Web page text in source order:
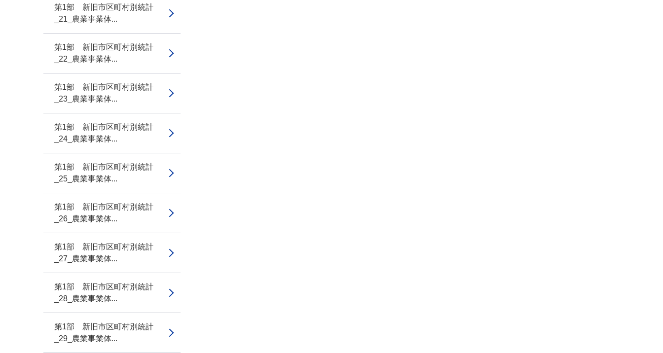
第1部 新旧市区町村別統計
_21_農業事業体...
第1部 新旧市区町村別統計
_22_農業事業体...
第1部 新旧市区町村別統計
_23_農業事業体...
第1部 新旧市区町村別統計
_24_農業事業体...
第1部 新旧市区町村別統計
_25_農業事業体...
第1部 新旧市区町村別統計
_26_農業事業体...
第1部 新旧市区町村別統計
_27_農業事業体...
第1部 新旧市区町村別統計
_28_農業事業体...
第1部 新旧市区町村別統計
_29_農業事業体...